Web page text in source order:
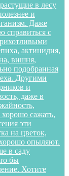
в лесу
и
Даже
справиться с
актинидия,
вишня,
подобранная
Другими
и
даже в
сажать,
эти
на цветок,
опыляют.
в саду
бы
Хотите